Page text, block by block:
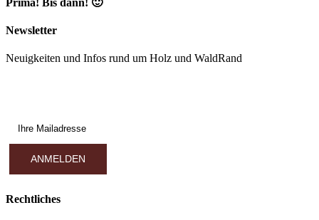
Newsletter
Neuigkeiten und Infos rund um Holz und WaldRand
Rechtliches